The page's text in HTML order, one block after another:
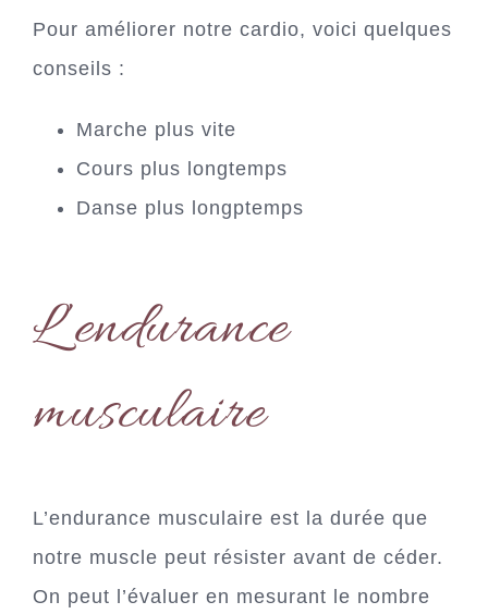
Pour améliorer notre cardio, voici quelques
conseils :
Marche plus vite
Cours plus longtemps
Danse plus longptemps
L’endurance
musculaire
L’endurance musculaire est la durée que
notre muscle peut résister avant de céder.
On peut l’évaluer en mesurant le nombre